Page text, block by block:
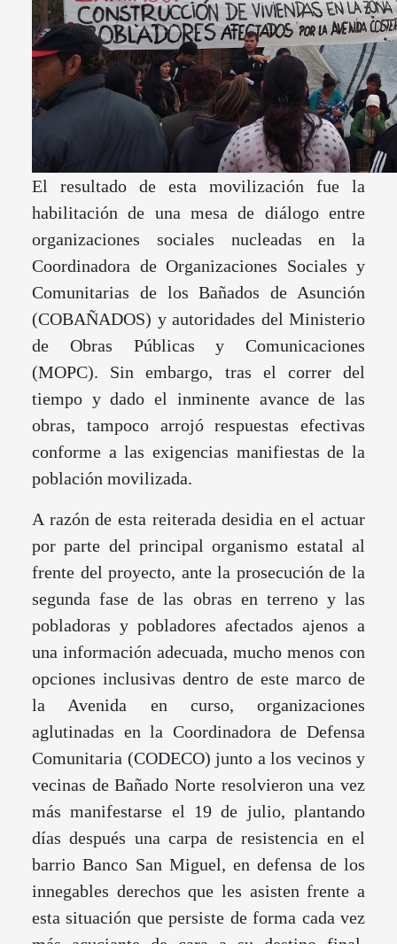
El resultado de esta movilización fue la
habilitación de una mesa de diálogo entre
organizaciones sociales nucleadas en la
Coordinadora de Organizaciones Sociales y
Comunitarias de los Bañados de Asunción
(COBAÑADOS) y autoridades del Ministerio
de Obras Públicas y Comunicaciones
(MOPC). Sin embargo, tras el correr del
tiempo y dado el inminente avance de las
obras, tampoco arrojó respuestas efectivas
conforme a las exigencias manifiestas de la
población movilizada.
A razón de esta reiterada desidia en el actuar
por parte del principal organismo estatal al
frente del proyecto, ante la prosecución de la
segunda fase de las obras en terreno y las
pobladoras y pobladores afectados ajenos a
una información adecuada, mucho menos con
opciones inclusivas dentro de este marco de
la Avenida en curso, organizaciones
aglutinadas en la Coordinadora de Defensa
Comunitaria (CODECO) junto a los vecinos y
vecinas de Bañado Norte resolvieron una vez
más manifestarse el 19 de julio, plantando
días después una carpa de resistencia en el
barrio Banco San Miguel, en defensa de los
innegables derechos que les asisten frente a
esta situación que persiste de forma cada vez